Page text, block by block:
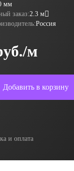
мм
заказ:2.3 м
Россия
м
Добавить в корзину
и оплата